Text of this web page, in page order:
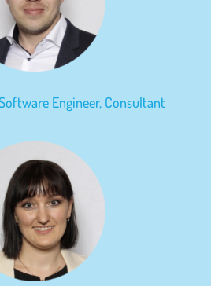
Engineer, Consultant